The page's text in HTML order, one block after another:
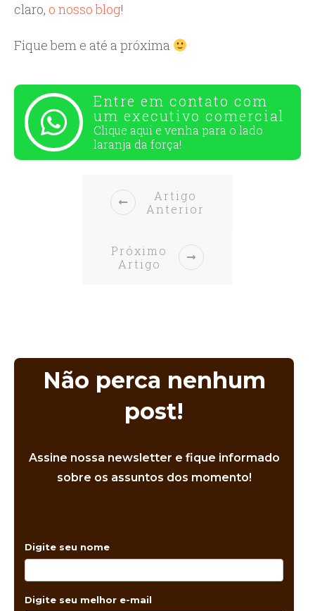
claro, o nosso blog!
Fique bem e até a próxima
Entre em contato com
um executivo comercial
Clique aqui e venha para o lado
laranja da força!
Artigo
Anterior
Próximo
Artigo
Não perca nenhum
post!
Assine nossa newsletter e fique informado
sobre os assuntos dos momento!
Digite seu nome
Digite seu melhor e-mail